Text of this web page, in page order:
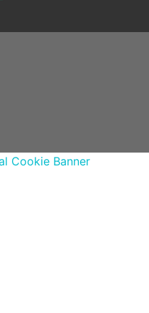
Cookie Banner